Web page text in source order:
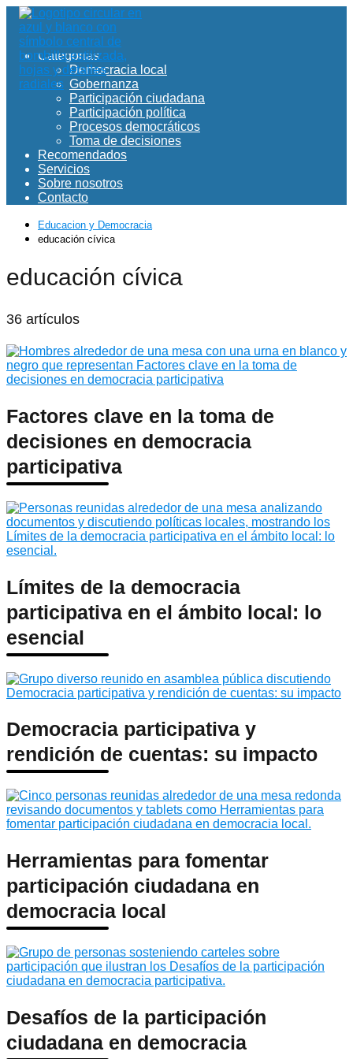
Inicio
Categorías
Democracia local
Gobernanza
Participación ciudadana
Participación política
Procesos democráticos
Toma de decisiones
Recomendados
Servicios
Sobre nosotros
Contacto
Educacion y Democracia
educación cívica
educación cívica
36 artículos
Factores clave en la toma de
decisiones en democracia
participativa
Límites de la democracia
participativa en el ámbito local: lo
esencial
Democracia participativa y
rendición de cuentas: su impacto
Herramientas para fomentar
participación ciudadana en
democracia local
Desafíos de la participación
ciudadana en democracia